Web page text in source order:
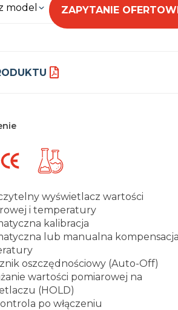
model ZAPYTANIE
wyświetlacz wartości
i temperatury
kalibracja
lub manualna kompensacja
oszczędnościowy (Auto-Off)
wartości pomiarowej na
(HOLD)
po włączeniu